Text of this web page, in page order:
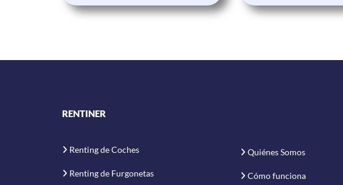
RENTINER
Renting de Coches
Renting de Furgonetas
Quiénes Somos
Cómo funciona